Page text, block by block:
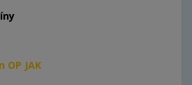
OP JAK